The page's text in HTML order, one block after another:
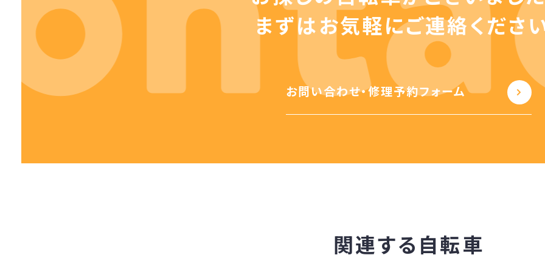
まずはお気軽にご連絡くださ
お問い合わせ・修理予約フォーム
関連する自転車